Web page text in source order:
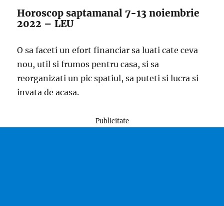
Horoscop saptamanal 7-13 noiembrie
2022 – LEU
O sa faceti un efort financiar sa luati cate ceva
nou, util si frumos pentru casa, si sa
reorganizati un pic spatiul, sa puteti si lucra si
invata de acasa.
Publicitate